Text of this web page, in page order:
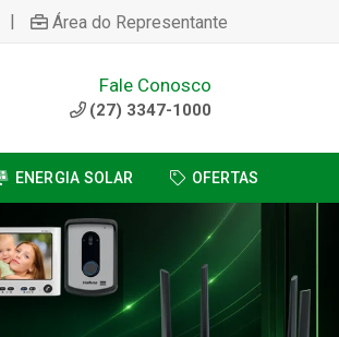
| Área do Representante
Fale Conosco
(27) 3347-1000
ENERGIA SOLAR OFERTAS